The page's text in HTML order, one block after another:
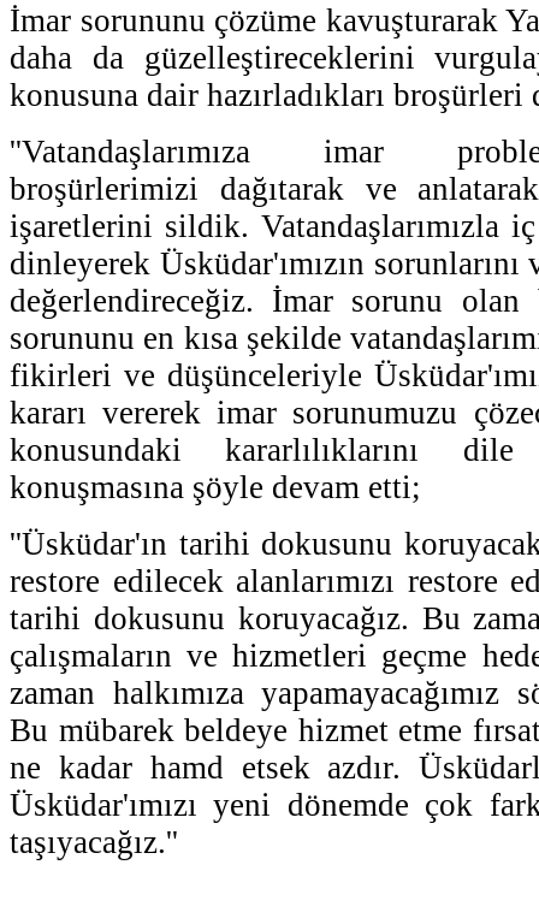
İmar sorununu çözüme kavuşturarak
daha da güzelleştireceklerini
konusuna dair hazırladıkları broşürleri
''Vatandaşlarımıza imar
broşürlerimizi dağıtarak ve
işaretlerini sildik. Vatandaşlarımızla
dinleyerek Üsküdar'ımızın
değerlendireceğiz. İmar sorunu
sorununu en kısa şekilde
fikirleri ve düşünceleriyle
kararı vererek imar sorunumuzu
konusundaki kararlılıklarını
konuşmasına şöyle devam etti;
''Üsküdar'ın tarihi dokusunu
restore edilecek alanlarımızı restore
tarihi dokusunu koruyacağız. Bu
çalışmaların ve hizmetleri geçme
zaman halkımıza yapamayacağımız
Bu mübarek beldeye hizmet etme
ne kadar hamd etsek azdır.
Üsküdar'ımızı yeni dönemde çok
taşıyacağız.''